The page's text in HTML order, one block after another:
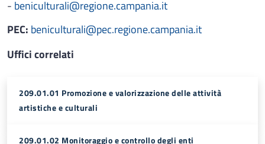
- beniculturali@regione.campania.it
PEC: beniculturali@pec.regione.campania.it
Uffici correlati
209.01.01 Promozione e valorizzazione delle attività
artistiche e culturali
209.01.02 Monitoraggio e controllo degli enti